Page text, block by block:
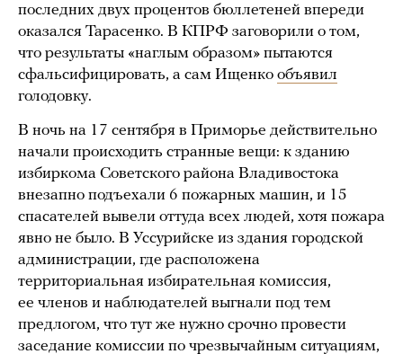
последних двух процентов бюллетеней впереди
оказался Тарасенко. В КПРФ заговорили о том,
что результаты «наглым образом» пытаются
сфальсифицировать, а сам Ищенко объявил
голодовку.
В ночь на 17 сентября в Приморье действительно
начали происходить странные вещи: к зданию
избиркома Советского района Владивостока
внезапно подъехали 6 пожарных машин, и 15
спасателей вывели оттуда всех людей, хотя пожара
явно не было. В Уссурийске из здания городской
администрации, где расположена
территориальная избирательная комиссия,
ее членов и наблюдателей выгнали под тем
предлогом, что тут же нужно срочно провести
заседание комиссии по чрезвычайным ситуациям,